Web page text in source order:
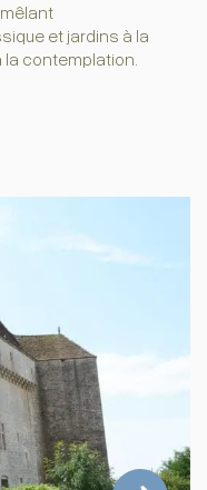
et jardins à la
contemplation.